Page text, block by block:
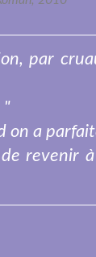
par
"
on a
revenir